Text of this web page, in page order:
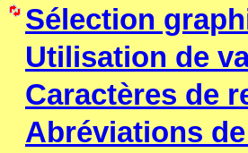
Sélection
Utilisation de
Caractères de
Abréviations